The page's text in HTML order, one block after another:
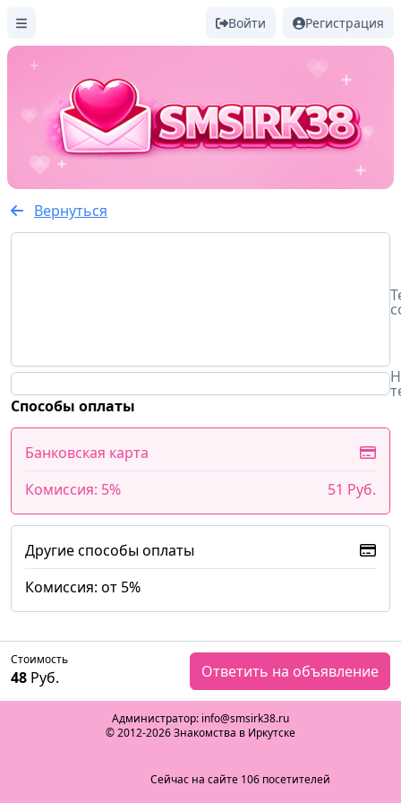
Войти Регистрация
Вернуться
Способы оплаты
Банковская карта
Комиссия: 5%
51 Руб.
Другие способы оплаты
Комиссия: от 5%
Стоимость
48 Руб. Ответить на объявление
Администратор: info@smsirk38.ru
© 2012-2026 Знакомства в Иркутске
Сейчас на сайте 106 посетителей